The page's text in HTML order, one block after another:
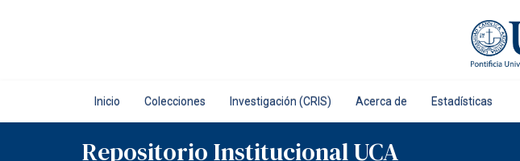
Inicio Colecciones Investigación (CRIS) Acerca de Estadísticas
Repositorio Institucional UCA